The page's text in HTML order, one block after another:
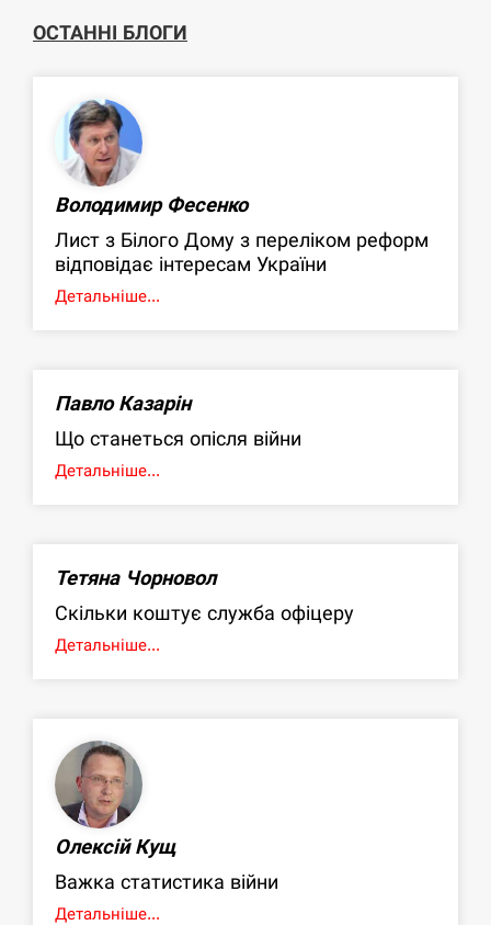
ОСТАННІ БЛОГИ
Володимир Фесенко
Лист з Білого Дому з переліком реформ
відповідає інтересам України
Детальніше...
Павло Казарін
Що станеться опісля війни
Детальніше...
Тетяна Чорновол
Скільки коштує служба офіцеру
Детальніше...
Олексій Кущ
Важка статистика війни
Детальніше...